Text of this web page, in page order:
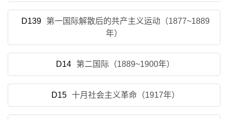
D139
第一国际解散后的共产主义运动（1877~1889
年）
D14 第二国际（1889~1900年）
D15 十月社会主义革命（1917年）